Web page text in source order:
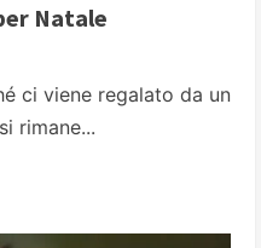
Natale
ci viene regalato da un
rimane...